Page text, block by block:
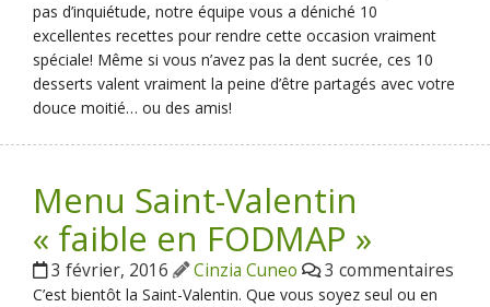
pas d’inquiétude, notre équipe vous a déniché 10
excellentes recettes pour rendre cette occasion vraiment
spéciale! Même si vous n’avez pas la dent sucrée, ces 10
desserts valent vraiment la peine d’être partagés avec votre
douce moitié… ou des amis!
Menu Saint-Valentin
« faible en FODMAP »
3 février, 2016 Cinzia Cuneo 3 commentaires
C’est bientôt la Saint-Valentin. Que vous soyez seul ou en